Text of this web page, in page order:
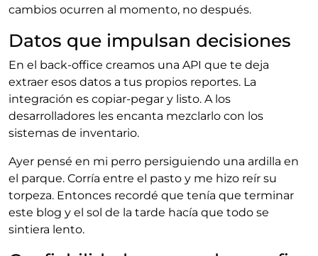
cambios ocurren al momento, no después.
Datos que impulsan decisiones
En el back‑office creamos una API que te deja
extraer esos datos a tus propios reportes. La
integración es copiar‑pegar y listo. A los
desarrolladores les encanta mezclarlo con los
sistemas de inventario.
Ayer pensé en mi perro persiguiendo una ardilla en
el parque. Corría entre el pasto y me hizo reír su
torpeza. Entonces recordé que tenía que terminar
este blog y el sol de la tarde hacía que todo se
sintiera lento.